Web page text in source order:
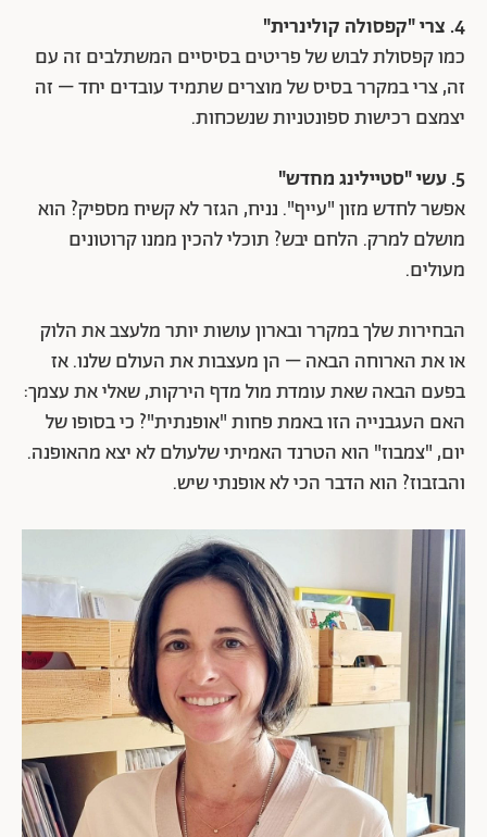
4. צרי "קפסולה קולינרית"
כמו קפסולת לבוש של פריטים בסיסיים המשתלבים זה עם
זה, צרי במקרר בסיס של מוצרים שתמיד עובדים יחד – זה
יצמצם רכישות ספונטניות שנשכחות.
5. עשי "סטיילינג מחדש"
אפשר לחדש מזון "עייף". נניח, הגזר לא קשיח מספיק? הוא
מושלם למרק. הלחם יבש? תוכלי להכין ממנו קרוטונים
מעולים.
הבחירות שלך במקרר ובארון עושות יותר מלעצב את הלוק
או את הארוחה הבאה – הן מעצבות את העולם שלנו. אז
בפעם הבאה שאת עומדת מול מדף הירקות, שאלי את עצמך:
האם העגבנייה הזו באמת פחות "אופנתית"? כי בסופו של
יום, "צמבוז" הוא הטרנד האמיתי שלעולם לא יצא מהאופנה.
והבזבוז? הוא הדבר הכי לא אופנתי שיש.